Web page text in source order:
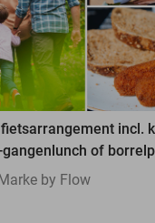
incl.
of
by Flow